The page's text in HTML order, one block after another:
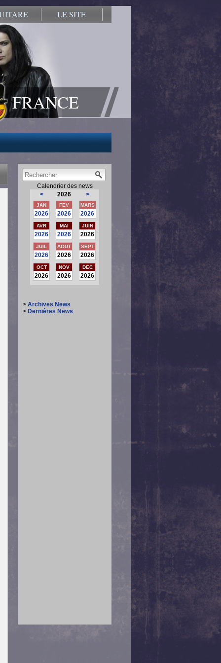
LE SITE
FRANCE
Calendrier des news
<
2026 >
JAN
2026
FEV
2026
MARS
2026
AVR
2026
MAI
2026
JUIN
2026
JUIL
2026
AOUT
2026
SEPT
2026
OCT
2026
NOV
2026
DEC
2026
> Archives News
> Dernières News